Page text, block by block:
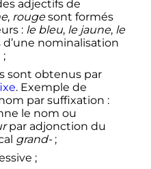
adjectifs de
, rougesont formés
: le bleu, le jaune, le
d’une nominalisation
;
sont obtenus par
. Exemple de
par suffixation :
le nom ou
par adjonction du
grand- ;
;